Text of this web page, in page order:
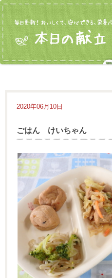
2020年06月10日
ごはん けいちゃん